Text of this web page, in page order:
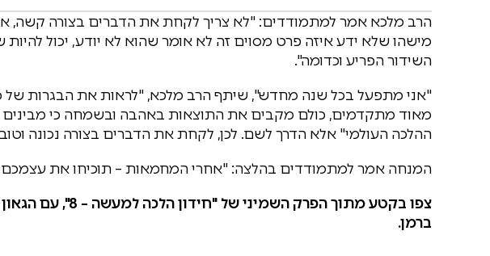
הרב מלכא אמר למתמודדים: "לא צריך לקחת את הדברים בצורה קשה,
מישהו שלא ידע איזה פרט מסוים זה לא אומר שהוא לא יודע, יכול
השידור הפריע וכדומה".
"אני מתפעל בכל שנה מחדש", שיתף הרב מלכא, "לראות את הבגרות של
מאוד מתקדמים, כולם מקבים את התוצאות באהבה ובשמחה כי
ההלכה העולמי" אלא הדרך לשם. לכן, לקחת את הדברים בצורה נכונה
המנחה אמר למתמודדים בהלצה: "אחרי המחמאות – תוכיחו את
צפו בקטע מתוך הפרק
ברמן.